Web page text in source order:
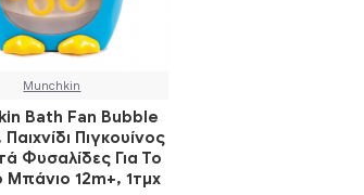
Munchkin
Bath Fan Bubble
Πιγκουίνος
Φυσαλίδες Για Το
Μπάνιο 12m+, 1τμχ